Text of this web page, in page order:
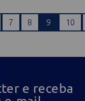
7 8 9 10
e receba